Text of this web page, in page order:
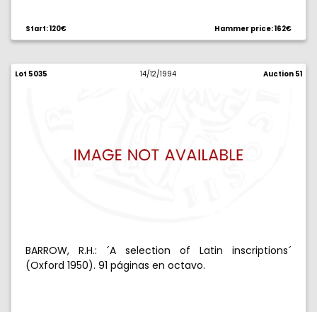
Start: 120€ Hammer price: 162€
Lot 5035 14/12/1994 Auction 51
BARROW, R.H.: ´A selection of Latin inscriptions´
(Oxford 1950). 91 páginas en octavo.